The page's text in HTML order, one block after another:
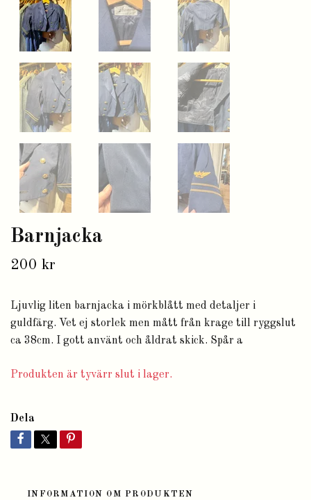
Barnjacka
200 kr
Ljuvlig liten barnjacka i mörkblått med detaljer i
guldfärg. Vet ej storlek men mått från krage till ryggslut
ca 38cm. I gott använt och åldrat skick. Spår a
Produkten är tyvärr slut i lager.
Dela
INFORMATION OM PRODUKTEN